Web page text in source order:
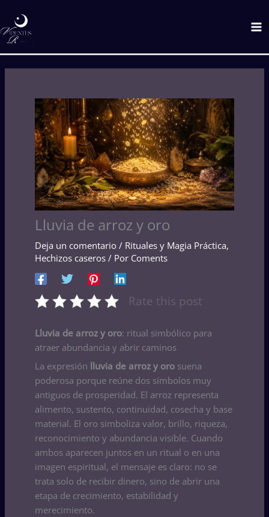
contenido
Lluvia de arroz y oro
Deja un comentario / Rituales y Magia Práctica,
Hechizos caseros/ Por Coments
Rate this post
Lluvia de arroz y oro: ritual simbólico para
atraer abundancia y abrir caminos
La expresión lluvia de arroz y orosuena
poderosa porque reúne dos símbolos muy
antiguos de prosperidad. El arroz representa
alimento, sustento, continuidad, cosecha y base
material. El oro simboliza valor, brillo, riqueza,
reconocimiento y abundancia visible. Cuando
ambos aparecen juntos en un ritual o en una
imagen espiritual, el mensaje es claro: no se
trata solo de recibir dinero, sino de abrir una
etapa de crecimiento, estabilidad y
merecimiento.
r
í
a
s